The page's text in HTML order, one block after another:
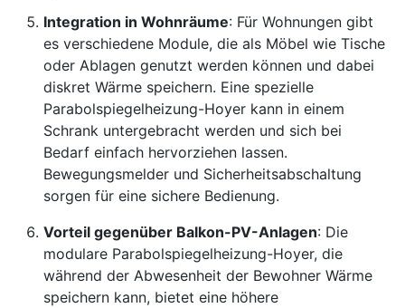
Integration in Wohnräume: Für Wohnungen gibt
es verschiedene Module, die als Möbel wie Tische
oder Ablagen genutzt werden können und dabei
diskret Wärme speichern. Eine spezielle
Parabolspiegelheizung-Hoyer kann in einem
Schrank untergebracht werden und sich bei
Bedarf einfach hervorziehen lassen.
Bewegungsmelder und Sicherheitsabschaltung
sorgen für eine sichere Bedienung.
Vorteil gegenüber Balkon-PV-Anlagen: Die
modulare Parabolspiegelheizung-Hoyer, die
während der Abwesenheit der Bewohner Wärme
speichern kann, bietet eine höhere